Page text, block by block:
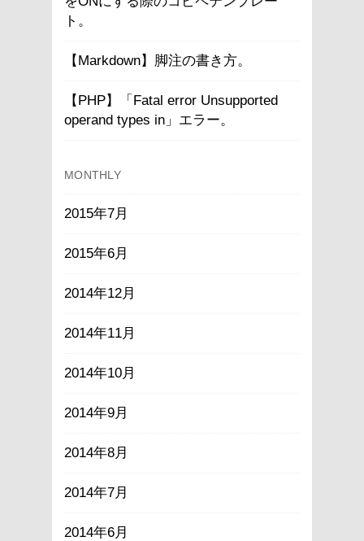
ト。
【Markdown】脚注の書き方。
【PHP】「Fatal error Unsupported
operand types in」エラー。
MONTHLY
2015年7月
2015年6月
2014年12月
2014年11月
2014年10月
2014年9月
2014年8月
2014年7月
2014年6月